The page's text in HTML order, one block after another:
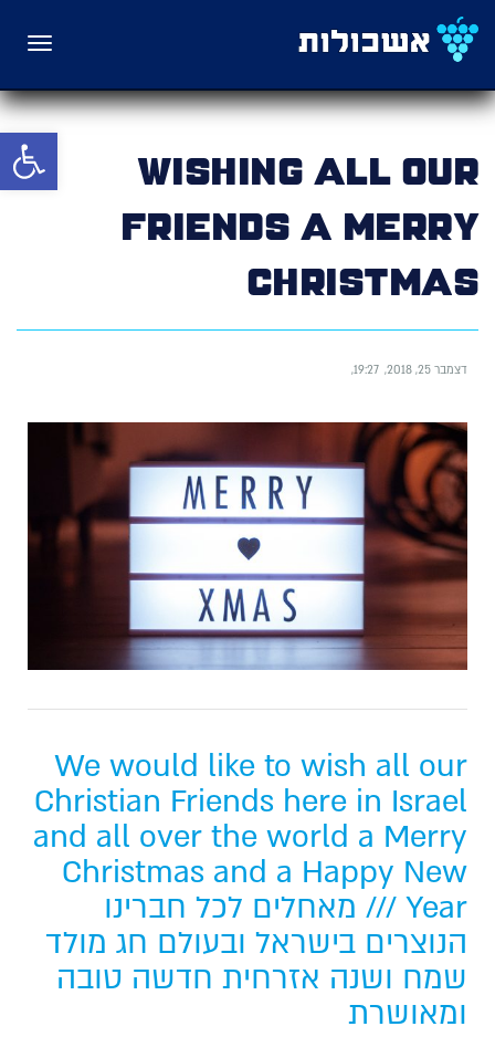
פתח
תפריט
Wishing All our
friends a Merry
Christmas
דצמבר 25, 2018 19:27
We would like to wish all our
Christian Friends here in Israel
and all over the world a Merry
Christmas and a Happy New
Year /// מאחלים לכל חברינו
הנוצרים בישראל ובעולם חג מולד
שמח ושנה אזרחית חדשה טובה
ומאושרת